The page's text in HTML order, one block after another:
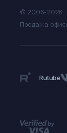
Rutube
© 2006-2026.
Продажа